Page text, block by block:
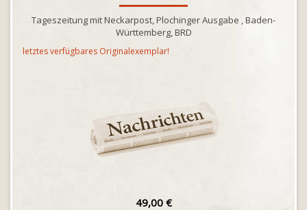
Tageszeitung mit Neckarpost, Plochinger Ausgabe , Baden-
Württemberg, BRD
letztes verfügbares Originalexemplar!
49,00 €